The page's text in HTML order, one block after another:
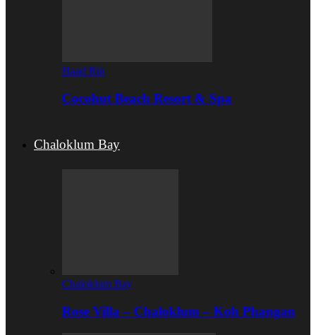
Haad Rin
Cocohut Beach Resort & Spa
Chaloklum Bay
Chaloklum Bay
Rose Villa – Chaloklum – Koh Phangan